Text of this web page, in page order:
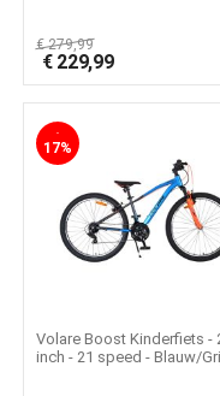
€279,99
€ 229,99
-
17%
Volare Boost Kinderfiets -
inch - 21 speed - Blauw/